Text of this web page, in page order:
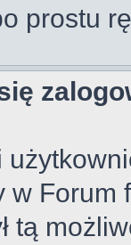
prostu
Forum
tą